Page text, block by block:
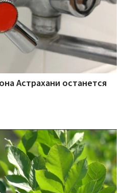
Астрахани останется